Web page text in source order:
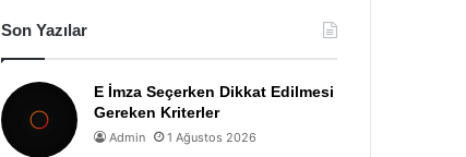
Son Yazılar
E İmza Seçerken Dikkat Edilmesi
Gereken Kriterler
Admin 1 Ağustos 2026